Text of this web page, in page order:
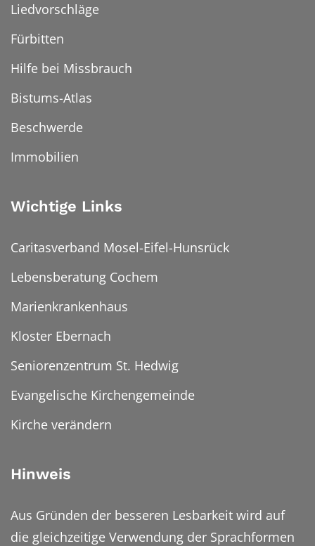
Liedvorschläge
Fürbitten
Hilfe bei Missbrauch
Bistums-Atlas
Beschwerde
Immobilien
Wichtige Links
Caritasverband Mosel-Eifel-Hunsrück
Lebensberatung Cochem
Marienkrankenhaus
Kloster Ebernach
Seniorenzentrum St. Hedwig
Evangelische Kirchengemeinde
Kirche verändern
Hinweis
Aus Gründen der besseren Lesbarkeit wird auf
die gleichzeitige Verwendung der Sprachformen